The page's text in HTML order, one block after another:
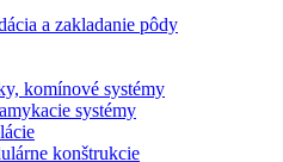
a zakladanie pôdy
komínové systémy
systémy
konštrukcie